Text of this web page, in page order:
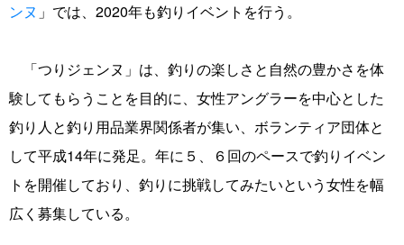
ンヌ 」では、2020年も釣りイベントを行う。
「つりジェンヌ」は、釣りの楽しさと自然の豊かさを体
験してもらうことを目的に、女性アングラーを中心とした
釣り人と釣り用品業界関係者が集い、ボランティア団体と
して平成14年に発足。年に５、６回のペースで釣りイベン
トを開催しており、釣りに挑戦してみたいという女性を幅
広く募集している。